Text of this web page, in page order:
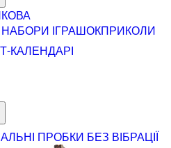
ІГРАШОКПРИКОЛИ
КАЛЕНДАРІ
ПРОБКИ БЕЗ ВІБРАЦІЇ